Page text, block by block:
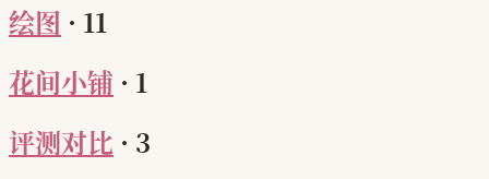
绘图 · 11
花间小铺 · 1
评测对比 · 3